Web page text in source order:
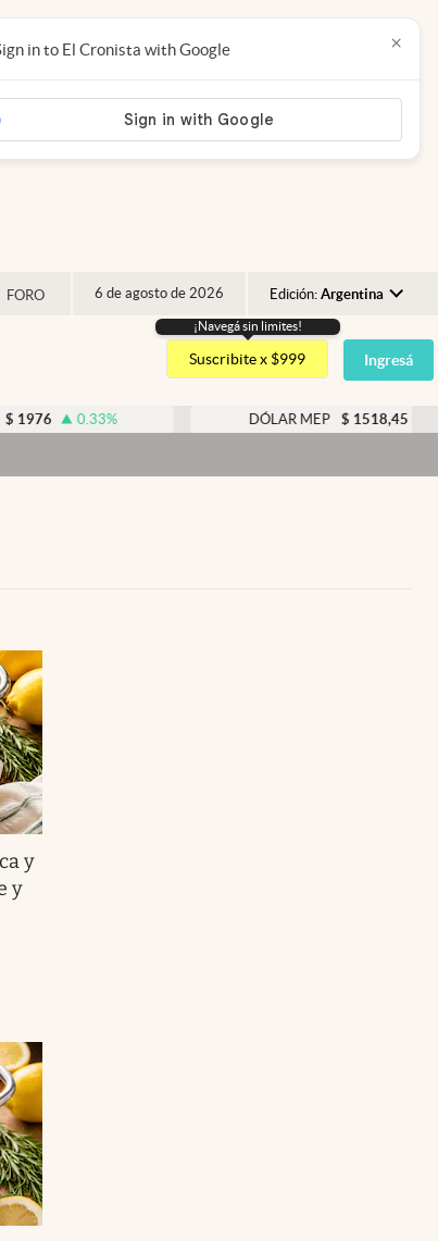
FORO 6 de agosto de 2026 Edición: Argentina
Argentina
España
USA
¡Navegá sin limites!
Suscribite x $999 Ingresá
0.33% DÓLAR MEP $ 1518,45 -0.05%
in to El Cronista with Google ×
y
y